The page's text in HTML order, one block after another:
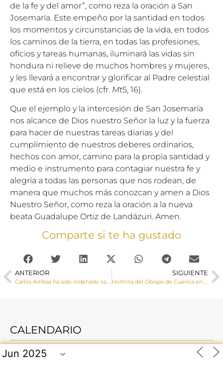
de la fe y del amor”, como reza la oración a San
Josemaría. Este empeño por la santidad en todos
los momentos y circunstancias de la vida, en todos
los caminos de la tierra, en todas las profesiones,
oficios y tareas humanas, iluminará las vidas sin
hondura ni relieve de muchos hombres y mujeres,
y les llevará a encontrar y glorificar al Padre celestial
que está en los cielos (cfr. Mt5, 16).
Que el ejemplo y la intercesión de San Josemaría
nos alcance de Dios nuestro Señor la luz y la fuerza
para hacer de nuestras tareas diarias y del
cumplimiento de nuestros deberes ordinarios,
hechos con amor, camino para la propia santidad y
medio e instrumento para contagiar nuestra fe y
alegría a todas las personas que nos rodean, de
manera que muchos más conozcan y amen a Dios
Nuestro Señor, como reza la oración a la nueva
beata Guadalupe Ortiz de Landázuri. Amen.
Comparte si te ha gustado
ANTERIOR SIGUIENTE
CALENDARIO